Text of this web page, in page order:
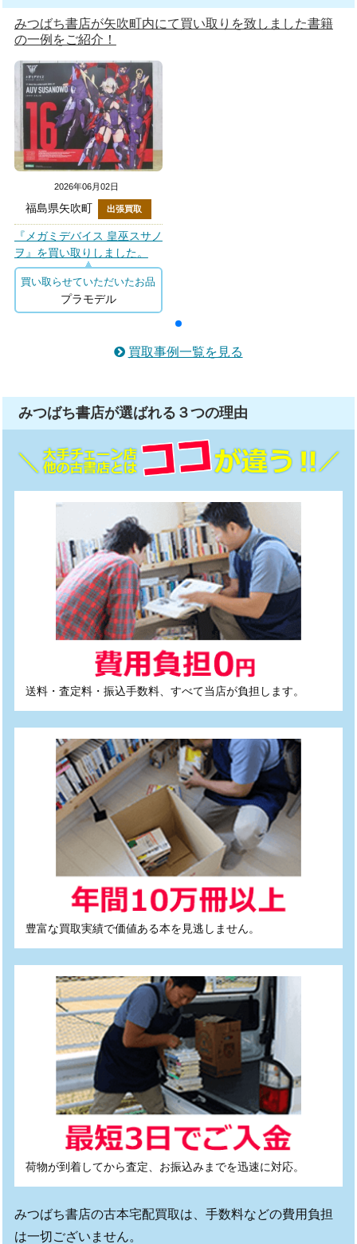
みつばち書店が矢吹町内にて買い取りを致しました書籍
の一例をご紹介！
2026年06月02日
福島県矢吹町 出張買取
『メガミデバイス 皇巫スサノ
ヲ』を買い取りしました。
買い取らせていただいたお品
プラモデル
買取事例一覧を見る
みつばち書店が選ばれる ３つの理由
送料・査定料・振込手数料、すべて当店が負担します。
豊富な買取実績で価値ある本を見逃しません。
荷物が到着してから査定、お振込みまでを迅速に対応。
みつばち書店の古本宅配買取は、手数料などの費用負担
は一切ございません。